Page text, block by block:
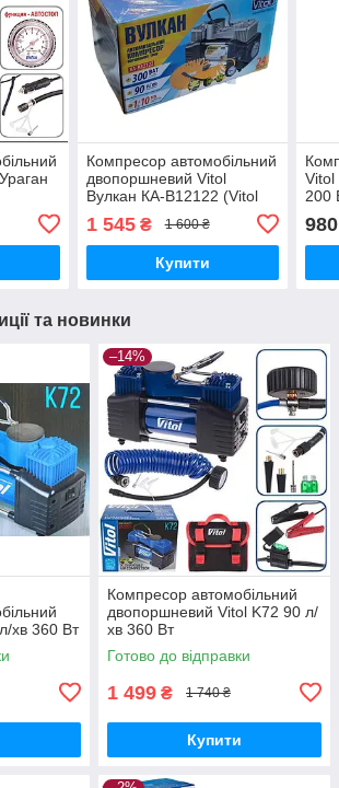
Компресор автомобільний
двопоршневий Vitol
Вулкан КА-В12122 (Vitol
1 545₴ 1 600 ₴
Купити
Vitol
200
980
та новинки
хв 360 Вт
–14%
Компресор автомобільний
двопоршневий Vitol K72 90 л/
хв 360 Вт
Готово до відправки
1 499 ₴ 1 740 ₴
Купити